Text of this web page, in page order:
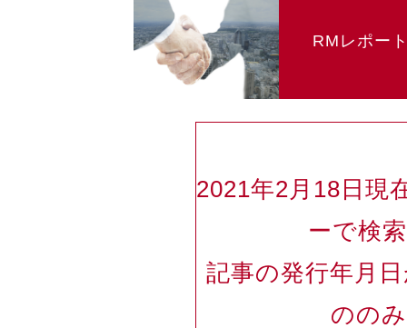
RMレポー
2021年2月18日現
ーで検
記事の発行年月
のの